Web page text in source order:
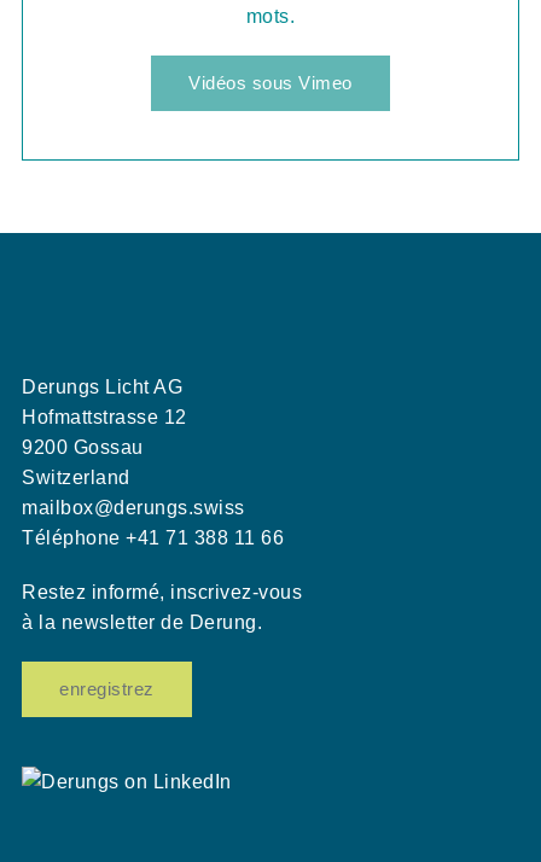
mots.
Vidéos sous Vimeo
Derungs Licht AG
Hofmattstrasse 12
9200 Gossau
Switzerland
mailbox@derungs.swiss
Téléphone +41 71 388 11 66
Restez informé, inscrivez-vous
à la newsletter de Derung.
enregistrez